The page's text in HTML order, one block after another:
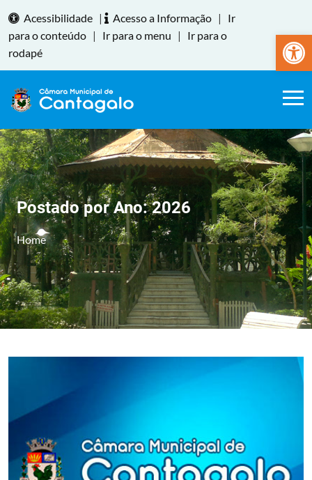
Abrir
Acessibilidade | Acesso a Informação |
Ir
para o conteúdo | Ir para o menu |
Ir para o
rodapé
Postado por Ano:2026
Home